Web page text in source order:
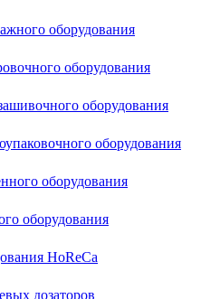
оборудования
оборудования
оборудования
оборудования
оборудования
оборудования
HoReCa
дозаторов